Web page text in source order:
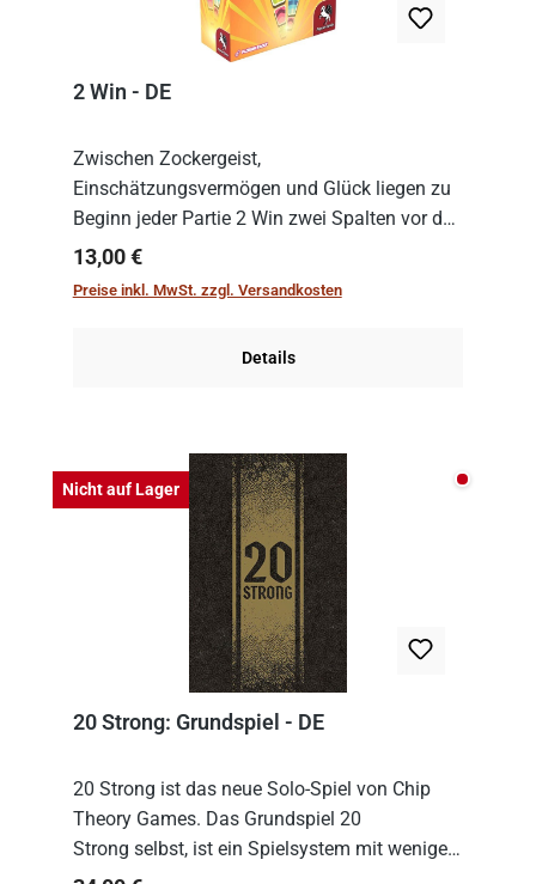
2 Win - DE
Zwischen Zockergeist,
Einschätzungsvermögen und Glück liegen zu
Beginn jeder Partie 2 Win zwei Spalten vor den
Spielenden aus, die es in die Höhe zu treiben
gilt. Doch das geht natürlich nur, solange man
Regulärer Preis:
13,00 €
Preise inkl. MwSt. zzgl. Versandkosten
Details
Nicht auf Lager Nicht
20 Strong: Grundspiel - DE
20 Strong ist das neue Solo-Spiel von Chip
Theory Games. Das Grundspiel 20
Strong selbst, ist ein Spielsystem mit wenigen,
einfachen Regeln. Um es zu spielen, muss es